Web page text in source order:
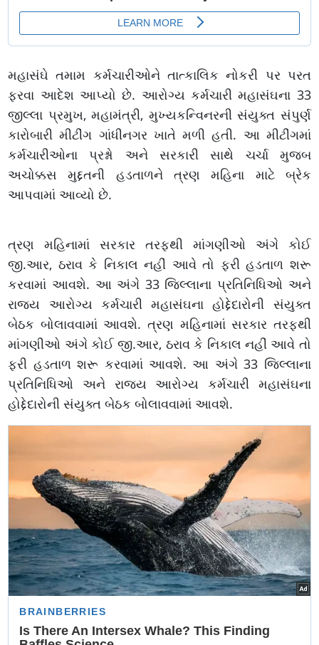
મહાસંઘે તમામ કર્મચારીઓને તાત્કાલિક નોકરી પર પરત
ફરવા આદેશ આપ્યો છે. આરોગ્ય કર્મચારી મહાસંઘના 33
જીલ્લા પ્રમુખ, મહામંત્રી, મુખ્યકન્વિનરની સંયુક્ત સંપુર્ણ
કારોબારી મીટીંગ ગાંધીનગર ખાતે મળી હતી. આ મીટીંગમાં
કર્મચારીઓના પ્રશ્નો અને સરકારી સાથે ચર્ચા મુજબ
અચોક્કસ મુદ્દતની હડતાળને ત્રણ મહિના માટે બ્રેક
આપવામાં આવ્યો છે.
ત્રણ મહિનામાં સરકાર તરફથી માંગણીઓ અંગે કોઈ
જી.આર, ઠરાવ કે નિકાલ નહીં આવે તો ફરી હડતાળ શરૂ
કરવામાં આવશે. આ અંગે 33 જિલ્લાના પ્રતિનિધિઓ અને
રાજ્ય આરોગ્ય કર્મચારી મહાસંઘના હોદ્દેદારોની સંયુક્ત
બેઠક બોલાવવામાં આવશે. ત્રણ મહિનામાં સરકાર તરફથી
માંગણીઓ અંગે કોઈ જી.આર, ઠરાવ કે નિકાલ નહીં આવે તો
ફરી હડતાળ શરૂ કરવામાં આવશે. આ અંગે 33 જિલ્લાના
પ્રતિનિધિઓ અને રાજ્ય આરોગ્ય કર્મચારી મહાસંઘના
હોદ્દેદારોની સંયુક્ત બેઠક બોલાવવામાં આવશે.